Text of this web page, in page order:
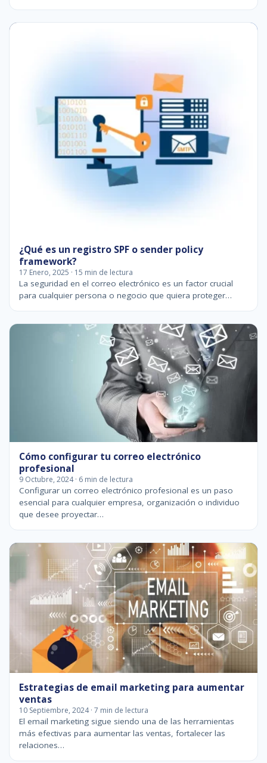
¿Qué es un registro SPF o sender policy
framework?
17 Enero, 2025 · 15 min de lectura
La seguridad en el correo electrónico es un factor crucial
para cualquier persona o negocio que quiera proteger…
Cómo configurar tu correo electrónico
profesional
9 Octubre, 2024 · 6 min de lectura
Configurar un correo electrónico profesional es un paso
esencial para cualquier empresa, organización o individuo
que desee proyectar…
Estrategias de email marketing para aumentar
ventas
10 Septiembre, 2024 · 7 min de lectura
El email marketing sigue siendo una de las herramientas
más efectivas para aumentar las ventas, fortalecer las
relaciones…